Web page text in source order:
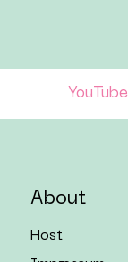
YouTube
About
Host